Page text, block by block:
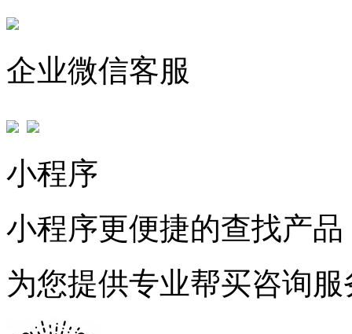
企业微信客服
小程序
小程序更便捷的查找产品
为您提供专业帮买咨询服